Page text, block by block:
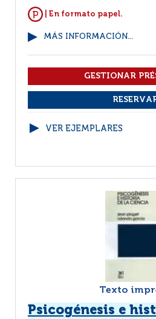
| En formato papel.
MÁS INFORMACIÓN...
VER EJEMPLARES
Texto
Psicogénesis e